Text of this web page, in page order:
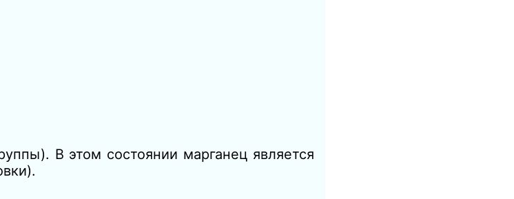
В этом состоянии марганец является